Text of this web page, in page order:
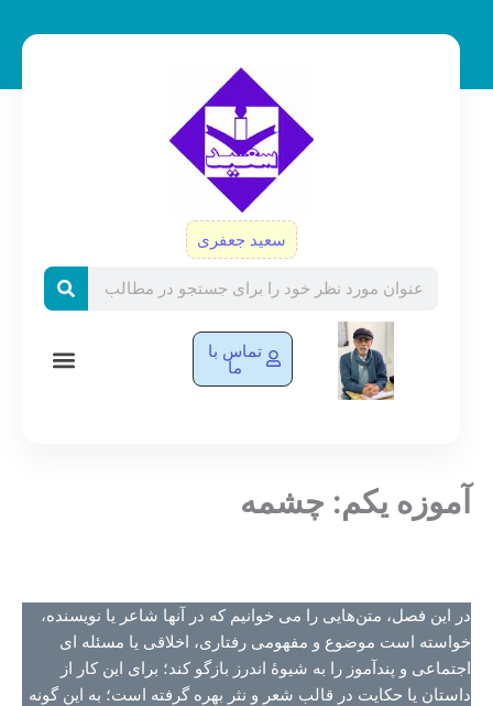
سعید جعفری
تماس با
ما
آموزه یکم: چشمه
در این فصل، متن‌هایی را می خوانیم که در آنها شاعر یا نویسنده،
خواسته است موضوع و مفهومی رفتاری، اخلاقی یا مسئله ای
اجتماعی و پندآموز را به شیوۀ اندرز بازگو کند؛ برای این کار از
داستان یا حکایت در قالب شعر و نثر بهره گرفته است؛ به این گونه